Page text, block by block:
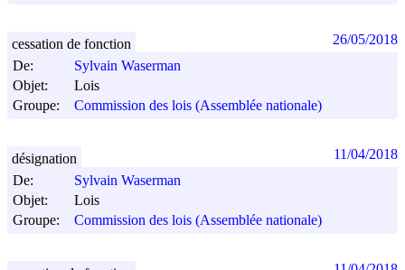
De:
Sylvain Waserman
Objet:
Lois
Groupe:
Commission des lois (Assemblée nationale)
cessation de fonction 26/05/2018
De:
Sylvain Waserman
Objet:
Lois
Groupe:
Commission des lois (Assemblée nationale)
désignation 11/04/2018